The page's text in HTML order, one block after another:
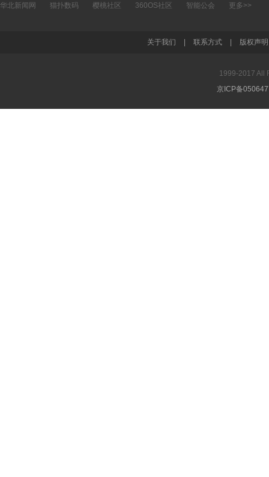
华北新闻网
猫扑数码 樱桃社区 360OS社区 智能公会 更多>>
关于我们 联系方式 版权声明
1999-2017 All
京ICP备